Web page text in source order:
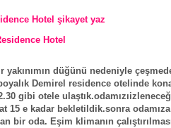
Hotel şikayet yaz
Hotel
yakınımın düğünü nedeniyle
Demirel residence otelinde
gibi otele
15 e kadar bekletildik.sonra
bir oda. Eşim klimanın